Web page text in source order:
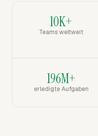
10K+
Teams weltweit
196M+
erledigte Aufgaben